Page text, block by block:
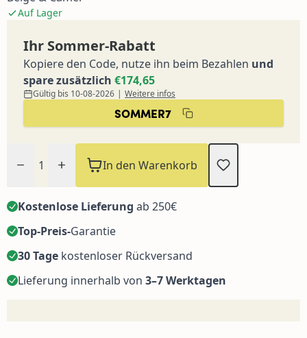
Auf Lager
SOMMER7
Ihr Sommer-Rabatt
Kopiere den Code, nutze ihn beim Bezahlen und
spare zusätzlich €174,65
Gültig bis 10-08-2026 | Weitere infos
In den Warenkorb
Kostenlose Lieferung ab 250€
Top-Preis-Garantie
30 Tage kostenloser Rückversand
Lieferung innerhalb von 3–7 Werktagen